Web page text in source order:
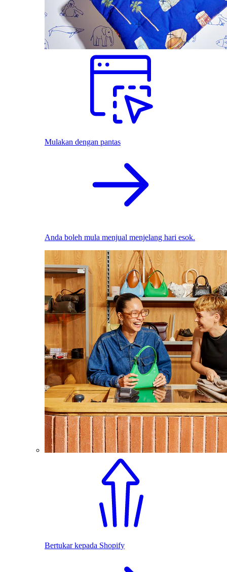
Mulakan dengan pantas
Anda boleh mula menjual menjelang hari esok.
Bertukar kepada Shopify